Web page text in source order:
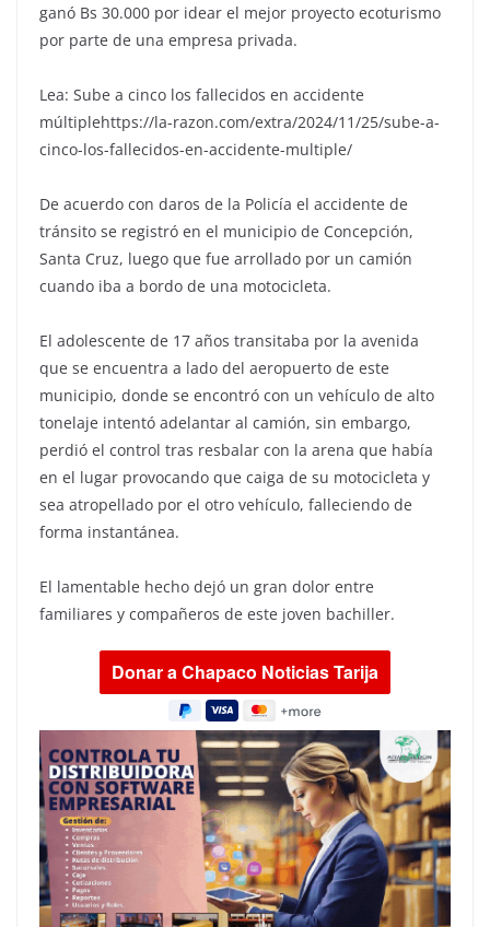
ganó Bs 30.000 por idear el mejor proyecto ecoturismo
por parte de una empresa privada.
Lea: Sube a cinco los fallecidos en accidente
múltiplehttps://la-razon.com/extra/2024/11/25/sube-a-
cinco-los-fallecidos-en-accidente-multiple/
De acuerdo con daros de la Policía el accidente de
tránsito se registró en el municipio de Concepción,
Santa Cruz, luego que fue arrollado por un camión
cuando iba a bordo de una motocicleta.
El adolescente de 17 años transitaba por la avenida
que se encuentra a lado del aeropuerto de este
municipio, donde se encontró con un vehículo de alto
tonelaje intentó adelantar al camión, sin embargo,
perdió el control tras resbalar con la arena que había
en el lugar provocando que caiga de su motocicleta y
sea atropellado por el otro vehículo, falleciendo de
forma instantánea.
El lamentable hecho dejó un gran dolor entre
familiares y compañeros de este joven bachiller.